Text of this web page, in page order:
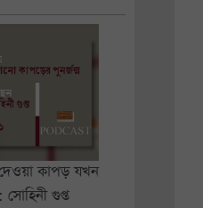
কাপড় যখন
গুপ্ত